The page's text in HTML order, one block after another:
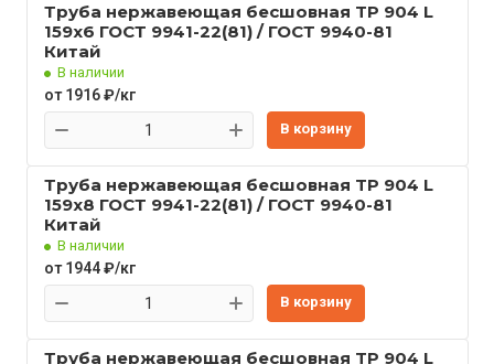
Труба нержавеющая бесшовная TP 904 L
159x6 ГОСТ 9941-22(81) / ГОСТ 9940-81
Китай
В наличии
от 1916 ₽/кг
В корзину
Труба нержавеющая бесшовная TP 904 L
159x8 ГОСТ 9941-22(81) / ГОСТ 9940-81
Китай
В наличии
от 1944 ₽/кг
В корзину
Труба нержавеющая бесшовная TP 904 L